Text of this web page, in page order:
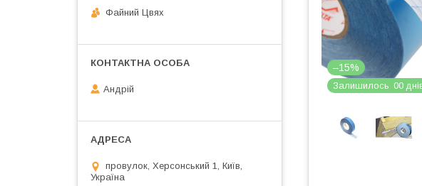
–15%
Залишилось 00
Файний Цвях
Андрій
провулок, Херсонський 1, Київ,
Україна